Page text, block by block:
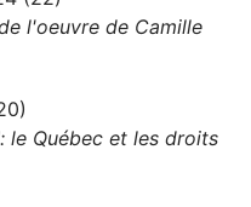
l'oeuvre de Camille
le Québec et les droits